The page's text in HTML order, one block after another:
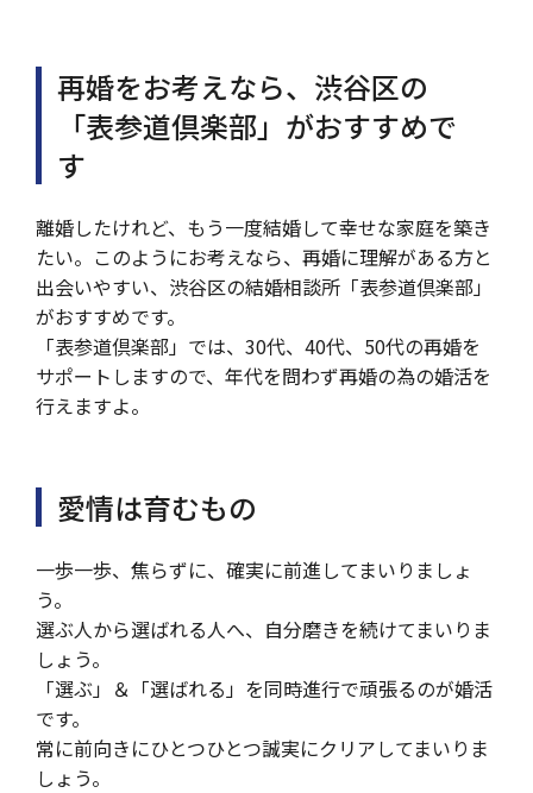
再婚をお考えなら、渋谷区の
「表参道倶楽部」がおすすめで
す
離婚したけれど、もう一度結婚して幸せな家庭を築き
たい。このようにお考えなら、再婚に理解がある方と
出会いやすい、渋谷区の結婚相談所「表参道倶楽部」
がおすすめです。
「表参道倶楽部」では、30代、40代、50代の再婚を
サポートしますので、年代を問わず再婚の為の婚活を
行えますよ。
愛情は育むもの
一歩一歩、焦らずに、確実に前進してまいりましょ
う。
選ぶ人から選ばれる人へ、自分磨きを続けてまいりま
しょう。
「選ぶ」＆「選ばれる」を同時進行で頑張るのが婚活
です。
常に前向きにひとつひとつ誠実にクリアしてまいりま
しょう。